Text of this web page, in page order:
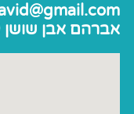
אברהם אבן שושן 89, בית שאן